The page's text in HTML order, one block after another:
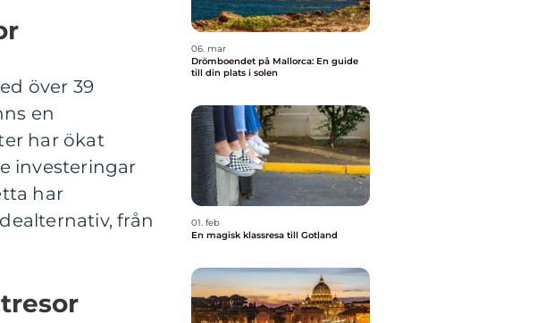
över 39
en
har ökat
investeringar
har
från
06. mar
Drömboendet på Mallorca: En guide
till din plats i solen
01. feb
En magisk klassresa till Gotland